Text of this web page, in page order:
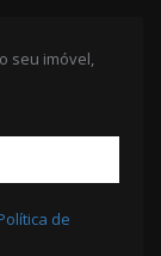
seu imóvel,
de